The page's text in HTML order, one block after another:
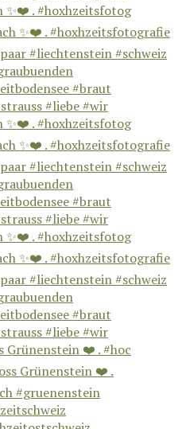
✨❤️ . #hoxhzeitsfotog
✨❤️ . #hoxhzeitsfotog
✨❤️ . #hoxhzeitsfotog
Grünenstein ❤️ . #hoc